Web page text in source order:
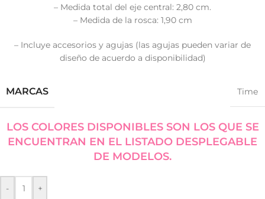
– Medida total del eje central: 2,80 cm.
– Medida de la rosca: 1,90 cm
– Incluye accesorios y agujas (las agujas pueden variar de
diseño de acuerdo a disponibilidad)
MARCAS Time
LOS COLORES DISPONIBLES SON LOS QUE SE
ENCUENTRAN EN EL LISTADO DESPLEGABLE
DE MODELOS.
- +